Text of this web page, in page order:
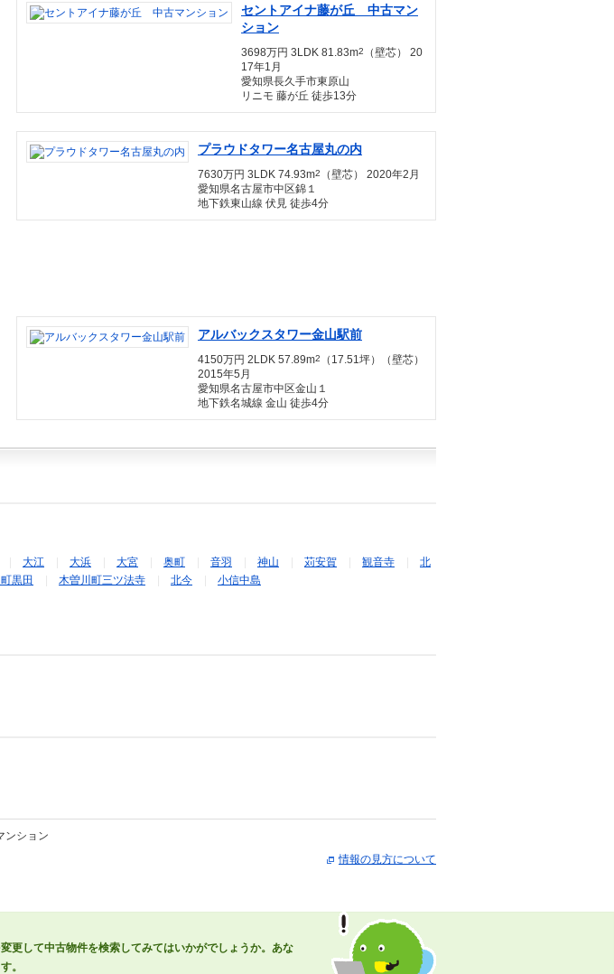
セントアイナ藤が丘 中古マン
ション
3698万円 3LDK 81.83m2
（壁芯） 20
17年1月
愛知県長久手市東原山
リニモ 藤が丘 徒歩13分
プラウドタワー名古屋丸の内
7630万円 3LDK 74.93m2
（壁芯） 2020年2月
愛知県名古屋市中区錦１
地下鉄東山線 伏見 徒歩4分
アルバックスタワー金山駅前
4150万円 2LDK 57.89m2
（17.51坪）（壁芯）
2015年5月
愛知県名古屋市中区金山１
地下鉄名城線 金山 徒歩4分
大江 大浜 大宮 奥町 音羽 神山 苅安賀 観音寺
北
黒田 木曽川町三ツ法寺 北今 小信中島
ンション
情報の見方について
更して中古物件を検索してみてはいかがでしょうか。あな
。